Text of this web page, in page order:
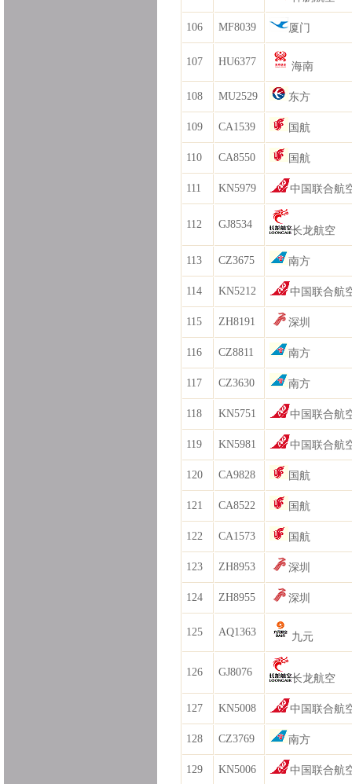
106 MF8039 厦门
107 HU6377 海南
108 MU2529 东方
109 CA1539 国航
110 CA8550 国航
111 KN5979 中国联合航
112 GJ8534
长龙航空
113 CZ3675 南方
114 KN5212 中国联合航
115 ZH8191 深圳
116 CZ8811 南方
117 CZ3630 南方
118 KN5751 中国联合航
119 KN5981 中国联合航
120 CA9828 国航
121 CA8522 国航
122 CA1573 国航
123 ZH8953 深圳
124 ZH8955 深圳
125 AQ1363 九元
126 GJ8076
长龙航空
127 KN5008 中国联合航
128 CZ3769 南方
129 KN5006 中国联合航